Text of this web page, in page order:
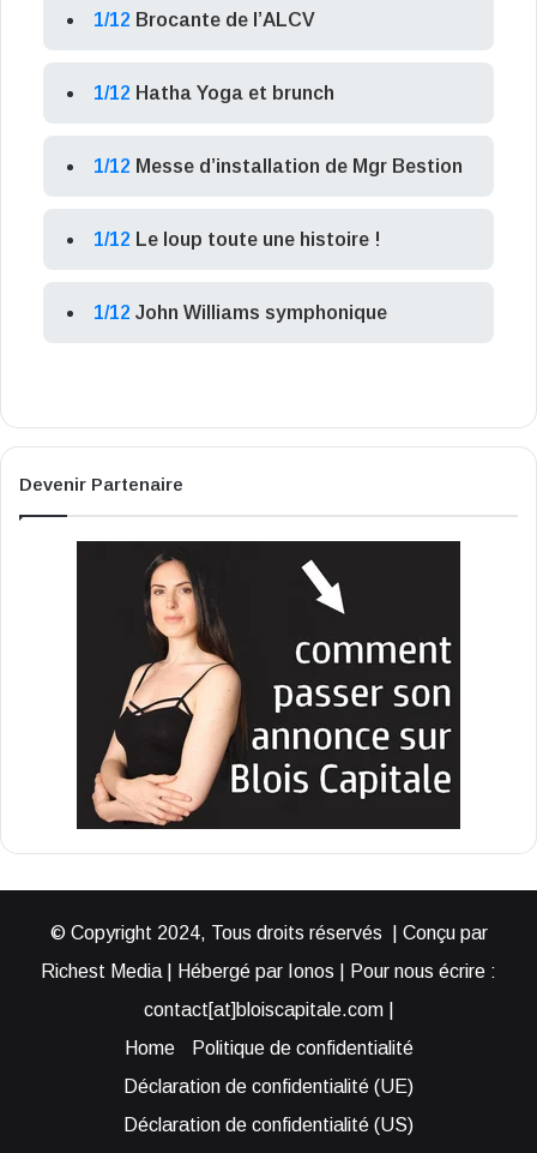
1/12 Brocante de l’ALCV
1/12 Hatha Yoga et brunch
1/12 Messe d’installation de Mgr Bestion
1/12 Le loup toute une histoire !
1/12 John Williams symphonique
Devenir Partenaire
© Copyright 2024, Tous droits réservés | Conçu par
Richest Media | Hébergé par Ionos | Pour nous écrire :
contact[at]bloiscapitale.com |
Home
Politique de confidentialité
Déclaration de confidentialité (UE)
Déclaration de confidentialité (US)